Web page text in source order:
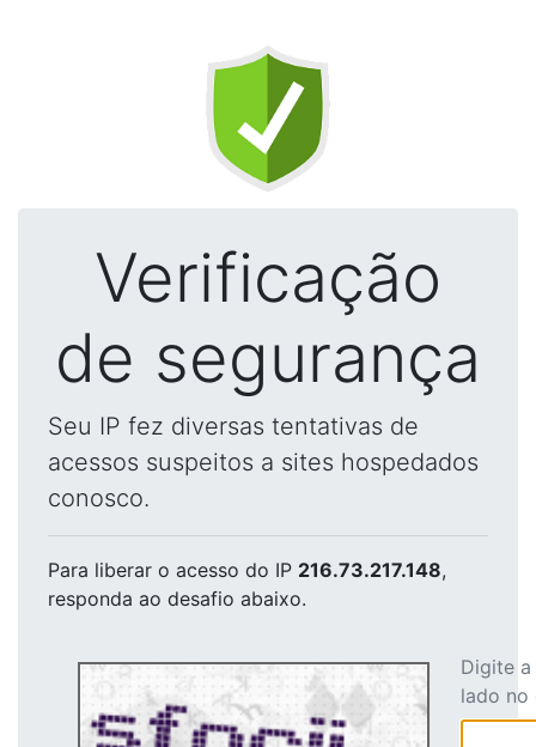
Verificação
de segurança
Seu IP fez diversas tentativas de
acessos suspeitos a sites hospedados
conosco.
Para liberar o acesso do IP 216.73.217.148,
responda ao desafio abaixo.
Digite
lado no